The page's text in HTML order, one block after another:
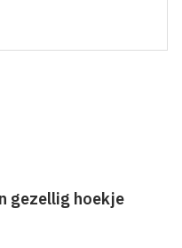
gezellig hoekje